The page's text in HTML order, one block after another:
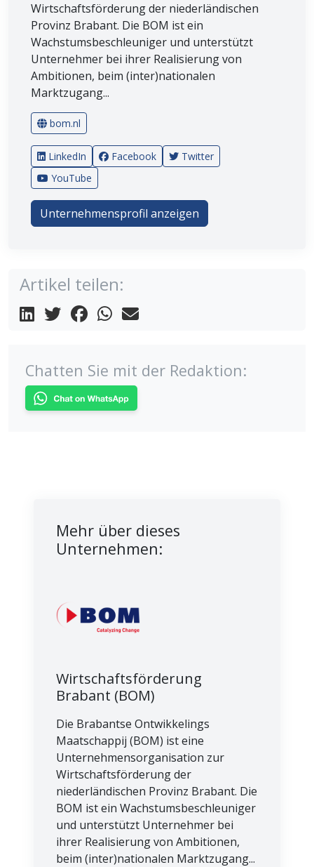
Wirtschaftsförderung der niederländischen
Provinz Brabant. Die BOM ist ein
Wachstumsbeschleuniger und unterstützt
Unternehmer bei ihrer Realisierung von
Ambitionen, beim (inter)nationalen
Marktzugang...
bom.nl
LinkedIn Facebook
Twitter
YouTube
Unternehmensprofil anzeigen
Artikel teilen:
Chatten Sie mit der Redaktion:
Mehr über dieses
Unternehmen:
Wirtschaftsförderung
Brabant (BOM)
Die Brabantse Ontwikkelings
Maatschappij (BOM) ist eine
Unternehmensorganisation zur
Wirtschaftsförderung der
niederländischen Provinz Brabant. Die
BOM ist ein Wachstumsbeschleuniger
und unterstützt Unternehmer bei
ihrer Realisierung von Ambitionen,
beim (inter)nationalen Marktzugang...